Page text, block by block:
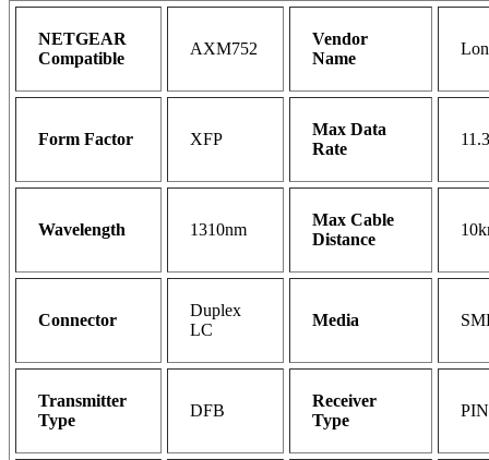
NETGEAR
Compatible
AXM752
Vendor
Name
Form Factor XFP
Max Data
Rate
Wavelength 1310nm
Max Cable
Distance
Connector
Duplex
LC
Media
Transmitter
Type
DFB
Receiver
Type
PIN